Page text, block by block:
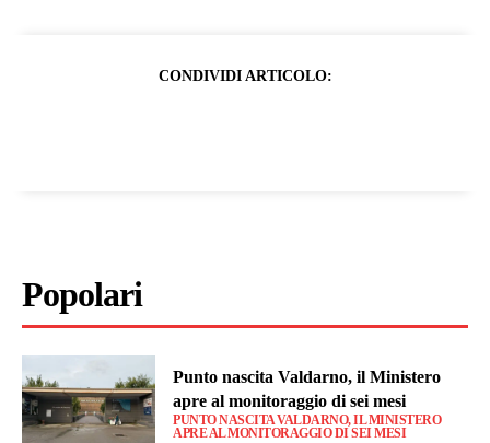
CONDIVIDI ARTICOLO:
Popolari
Punto nascita Valdarno, il Ministero
apre al monitoraggio di sei mesi
PUNTO NASCITA VALDARNO, IL MINISTERO
APRE AL MONITORAGGIO DI SEI MESI